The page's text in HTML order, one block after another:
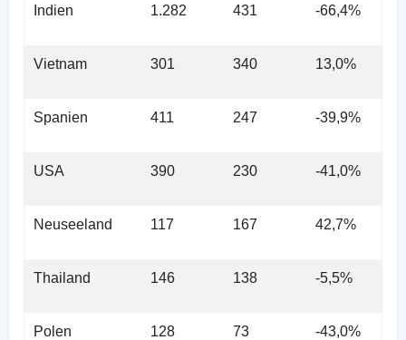
Indien 1.282 431 -66,4%
Vietnam 301 340 13,0%
Spanien 411 247 -39,9%
USA 390 230 -41,0%
Neuseeland 117 167 42,7%
Thailand 146 138 -5,5%
Polen 128 73 -43,0%